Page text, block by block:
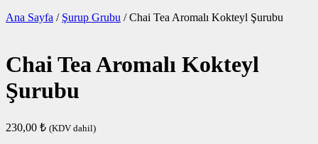
Ana Sayfa / Şurup Grubu / Chai Tea Aromalı Kokteyl Şurubu
Chai Tea Aromalı Kokteyl
Şurubu
230,00 ₺ (KDV dahil)